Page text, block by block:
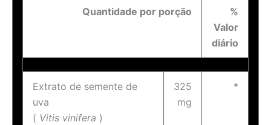
Quantidade por porção
%
Valor
diário
Extrato de semente de
uva
( Vitis vinifera )
325
mg
*